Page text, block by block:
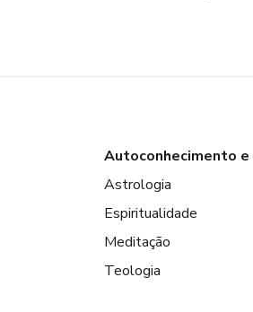
Autoconhecimento
Astrologia
Espiritualidade
Meditação
Teologia